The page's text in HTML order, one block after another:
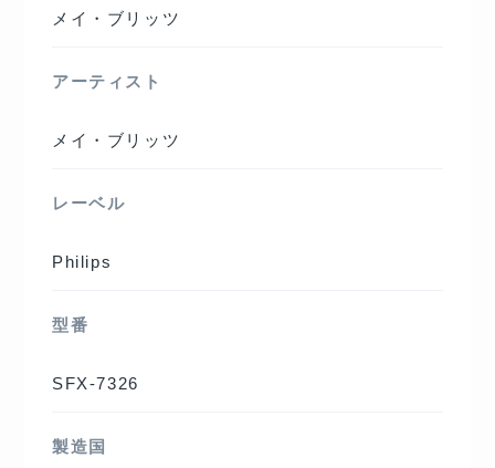
メイ・ブリッツ
アーティスト
メイ・ブリッツ
レーベル
Philips
型番
SFX-7326
製造国